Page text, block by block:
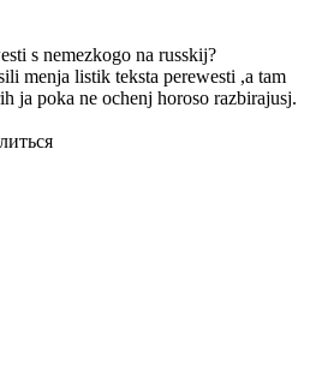
s nemezkogo na russkij?
menja listik teksta perewesti ,a tam
ja poka ne ochenj horoso razbirajusj.